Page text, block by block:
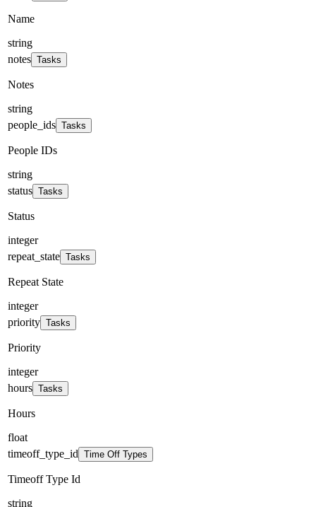
Name
string
notes Tasks
Notes
string
people_ids Tasks
People IDs
string
status Tasks
Status
integer
repeat_state Tasks
Repeat State
integer
priority Tasks
Priority
integer
hours Tasks
Hours
float
timeoff_type_id Time Off Types
Timeoff Type Id
string